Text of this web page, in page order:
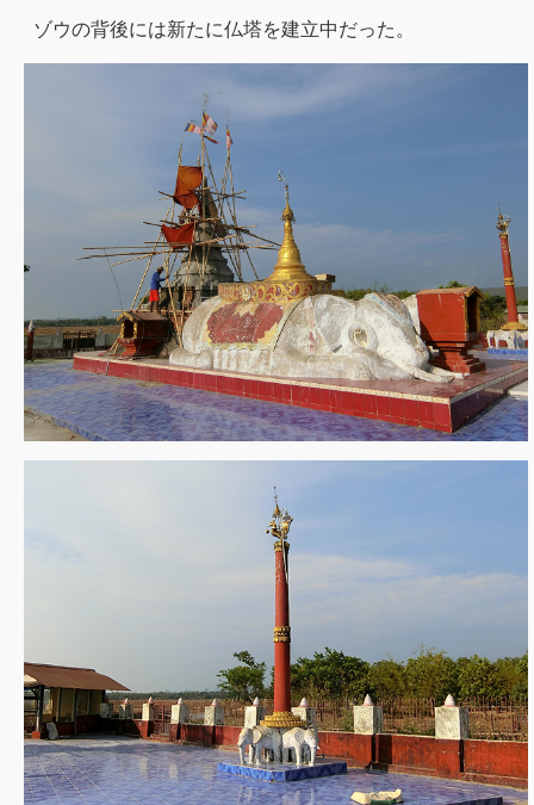
ゾウの背後には新たに仏塔を建立中だった。